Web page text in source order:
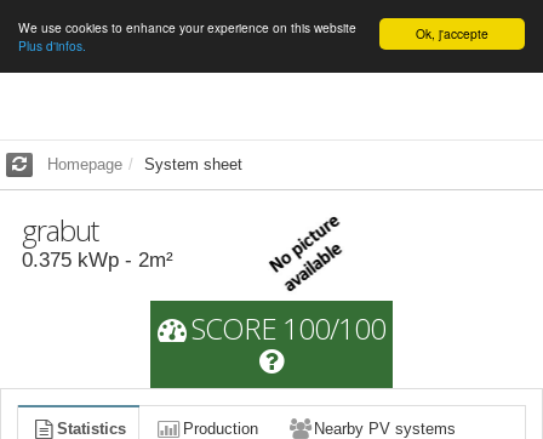
English Ok, j'accepte
We use cookies to enhance your experience on this website
Plus d'infos.
Homepage System sheet
grabut
0.375 kWp - 2m²
SCORE 100/100
Statistics Production Nearby PV systems